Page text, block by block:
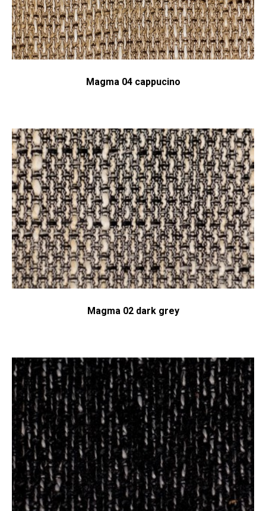
Magma 04 cappucino
Magma 02 dark grey